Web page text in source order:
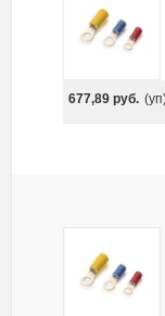
677,89руб.